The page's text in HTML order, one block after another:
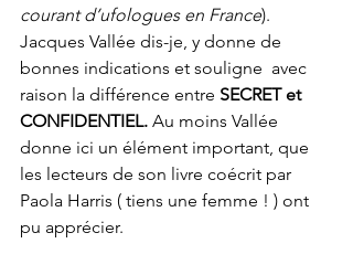
courant d’ufologues en France).
Jacques Vallée dis-je, y donne de
bonnes indications et souligne  avec
raison la différence entre SECRET et
CONFIDENTIEL. Au moins Vallée
donne ici un élément important, que
les lecteurs de son livre coécrit par
Paola Harris ( tiens une femme ! ) ont
pu apprécier.